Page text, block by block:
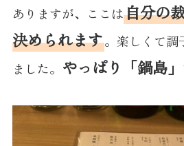
ありますが、ここは自分の
決められます。楽しくて調
ました。 やっぱり「鍋島